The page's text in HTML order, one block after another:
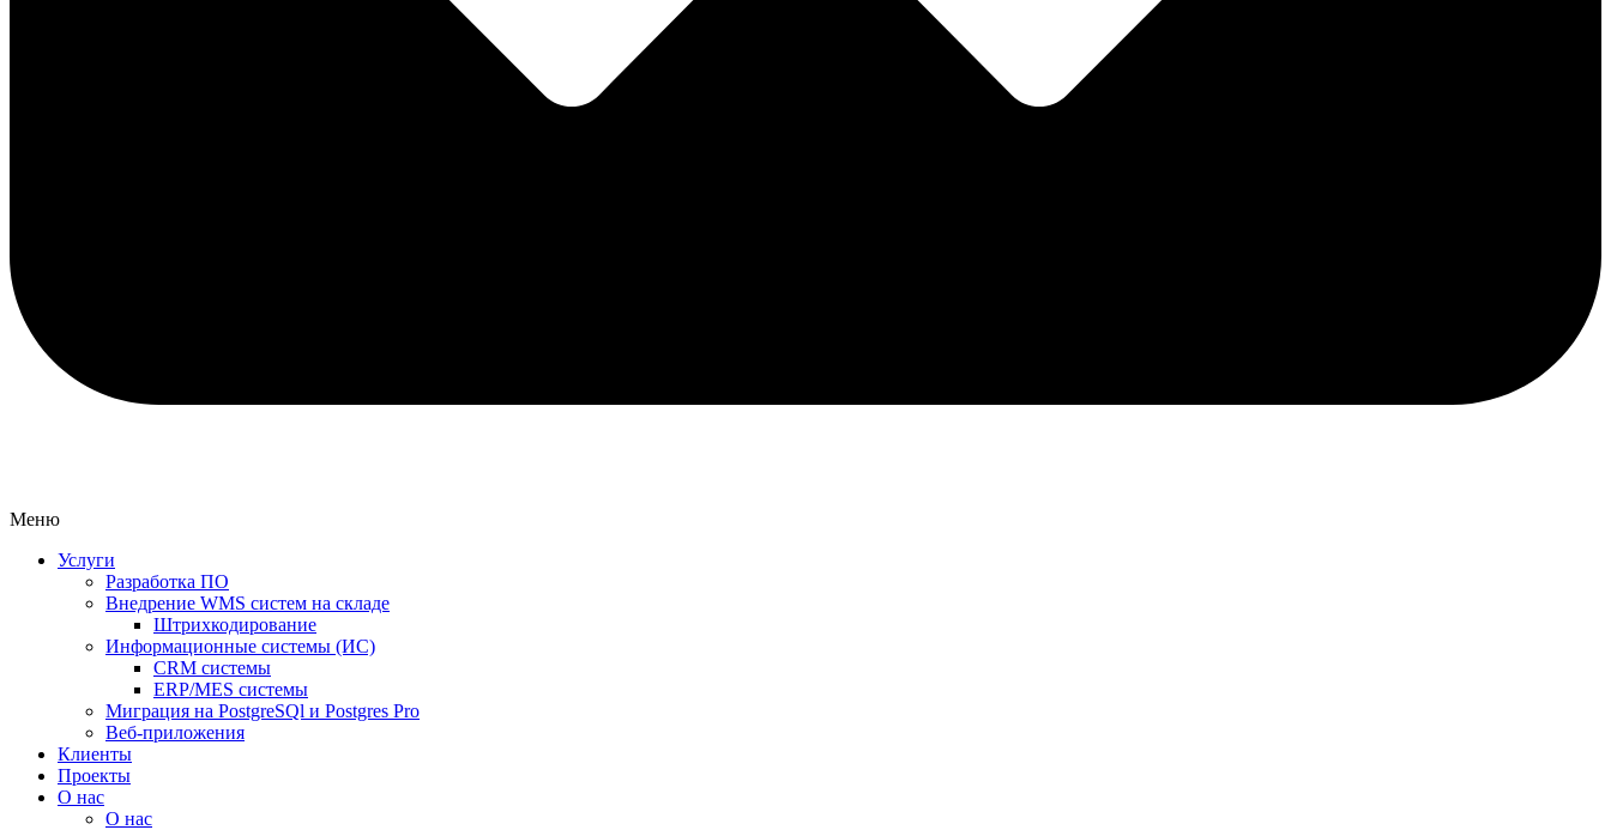
Меню
Услуги
Разработка ПО
Внедрение WMS систем на складе
Штрихкодирование
Информационные системы (ИС)
CRM системы
ERP/MES системы
Миграция на PostgreSQl и Postgres Pro
Веб-приложения
Клиенты
Проекты
О нас
О нас